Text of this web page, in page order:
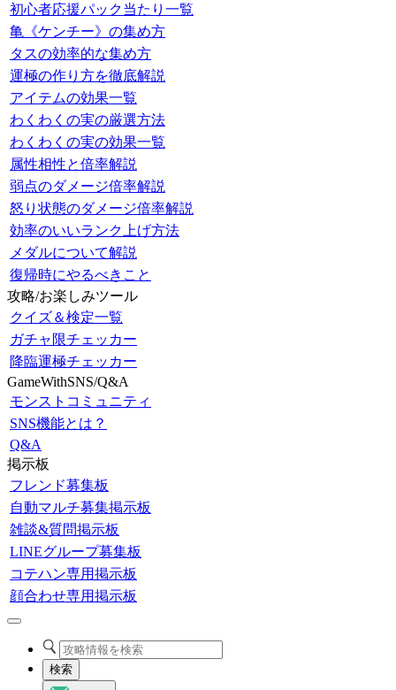
初心者応援パック当たり一覧
亀《ケンチー》の集め方
タスの効率的な集め方
運極の作り方を徹底解説
アイテムの効果一覧
わくわくの実の厳選方法
わくわくの実の効果一覧
属性相性と倍率解説
弱点のダメージ倍率解説
怒り状態のダメージ倍率解説
効率のいいランク上げ方法
メダルについて解説
復帰時にやるべきこと
攻略/お楽しみツール
クイズ＆検定一覧
ガチャ限チェッカー
降臨運極チェッカー
GameWithSNS/Q&A
モンストコミュニティ
SNS機能とは？
Q&A
掲示板
フレンド募集板
自動マルチ募集掲示板
雑談&質問掲示板
LINEグループ募集板
コテハン専用掲示板
顔合わせ専用掲示板
検索